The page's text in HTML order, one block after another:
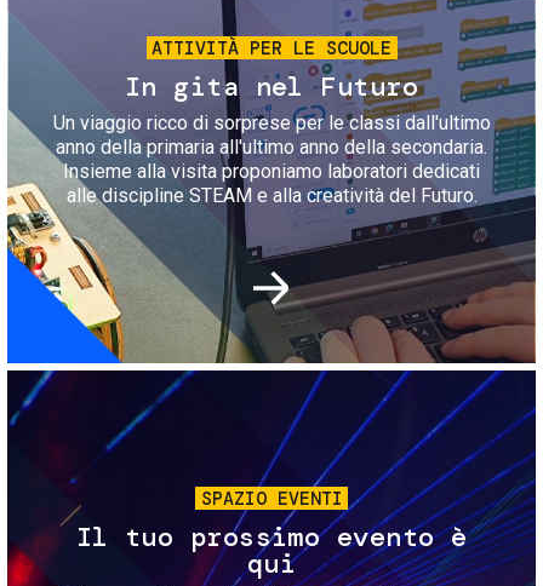
ATTIVITÀ PER LE SCUOLE
In gita nel Futuro
Un viaggio ricco di sorprese per le classi dall'ultimo
anno della primaria all'ultimo anno della secondaria.
Insieme alla visita proponiamo laboratori dedicati
alle discipline STEAM e alla creatività del Futuro.
Immagine
SPAZIO EVENTI
Il tuo prossimo evento è
qui